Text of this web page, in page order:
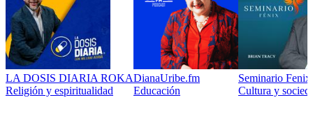
LA DOSIS DIARIA ROKA
Religión y espiritualidad
DianaUribe.fm
Educación
Seminario
Cultura y